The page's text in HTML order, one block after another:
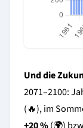
Und die
2071–2100:
(🔥), im